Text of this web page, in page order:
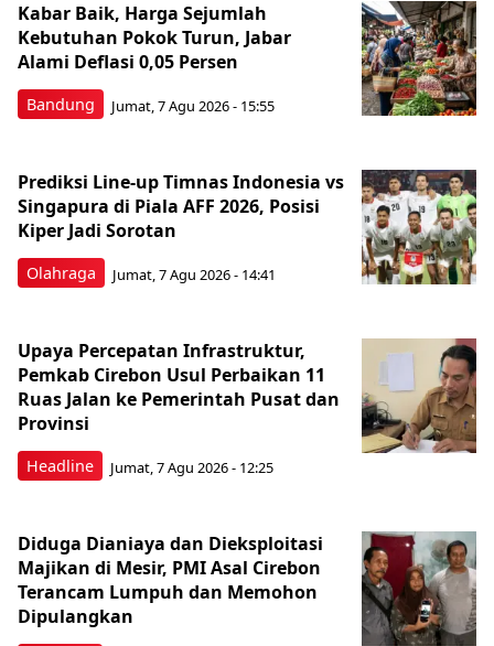
Bandung
Kabar Baik, Harga Sejumlah
Kebutuhan Pokok Turun, Jabar
Alami Deflasi 0,05 Persen
Jumat, 7 Agu 2026 - 15:55
Olahraga
Prediksi Line-up Timnas Indonesia vs
Singapura di Piala AFF 2026, Posisi
Kiper Jadi Sorotan
Jumat, 7 Agu 2026 - 14:41
Headline
Upaya Percepatan Infrastruktur,
Pemkab Cirebon Usul Perbaikan 11
Ruas Jalan ke Pemerintah Pusat dan
Provinsi
Jumat, 7 Agu 2026 - 12:25
Diduga Dianiaya dan Dieksploitasi
Majikan di Mesir, PMI Asal Cirebon
Terancam Lumpuh dan Memohon
Dipulangkan